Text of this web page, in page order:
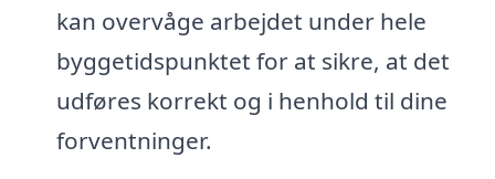
kan overvåge arbejdet under hele
byggetidspunktet for at sikre, at det
udføres korrekt og i henhold til dine
forventninger.